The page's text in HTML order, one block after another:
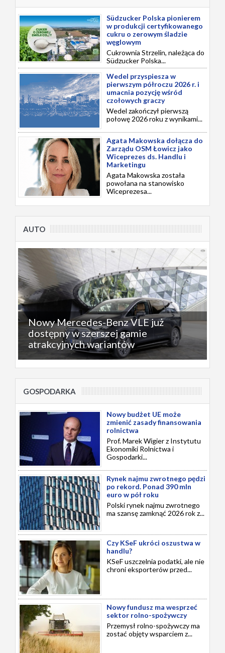
Südzucker Polska pionierem
w produkcji certyfikowanego
cukru o zerowym śladzie
węglowym
Cukrownia Strzelin, należąca do
Südzucker Polska...
Wedel przyspiesza w
pierwszym półroczu 2026 r. i
umacnia pozycję wśród
czołowych graczy
Wedel zakończył pierwszą
połowę 2026 roku z wynikami...
Agata Makowska dołącza do
Zarządu OSM Łowicz jako
Wiceprezes ds. Handlu i
Marketingu
Agata Makowska została
powołana na stanowisko
Wiceprezesa...
AUTO
Nowy Mercedes-Benz VLE już
dostępny w szerszej gamie
atrakcyjnych wariantów
GOSPODARKA
Nowy budżet UE może
zmienić zasady finansowania
rolnictwa
Prof. Marek Wigier z Instytutu
Ekonomiki Rolnictwa i
Gospodarki...
Rynek najmu zwrotnego pędzi
po rekord. Ponad 390 mln
euro w pół roku
Polski rynek najmu zwrotnego
ma szansę zamknąć 2026 rok z...
Czy KSeF ukróci oszustwa w
handlu?
KSeF uszczelnia podatki, ale nie
chroni eksporterów przed...
Nowy fundusz ma wesprzeć
sektor rolno-spożywczy
Przemysł rolno-spożywczy ma
zostać objęty wsparciem z...